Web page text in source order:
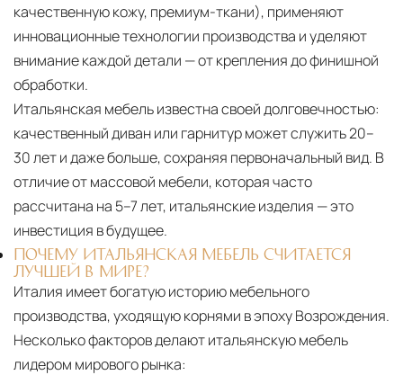
качественную кожу, премиум-ткани), применяют
инновационные технологии производства и уделяют
внимание каждой детали — от крепления до финишной
обработки.
Итальянская мебель известна своей долговечностью:
качественный диван или гарнитур может служить 20–
30 лет и даже больше, сохраняя первоначальный вид. В
отличие от массовой мебели, которая часто
рассчитана на 5–7 лет, итальянские изделия — это
инвестиция в будущее.
ПОЧЕМУ ИТАЛЬЯНСКАЯ МЕБЕЛЬ СЧИТАЕТСЯ
ЛУЧШЕЙ В МИРЕ?
Италия имеет богатую историю мебельного
производства, уходящую корнями в эпоху Возрождения.
Несколько факторов делают итальянскую мебель
лидером мирового рынка: